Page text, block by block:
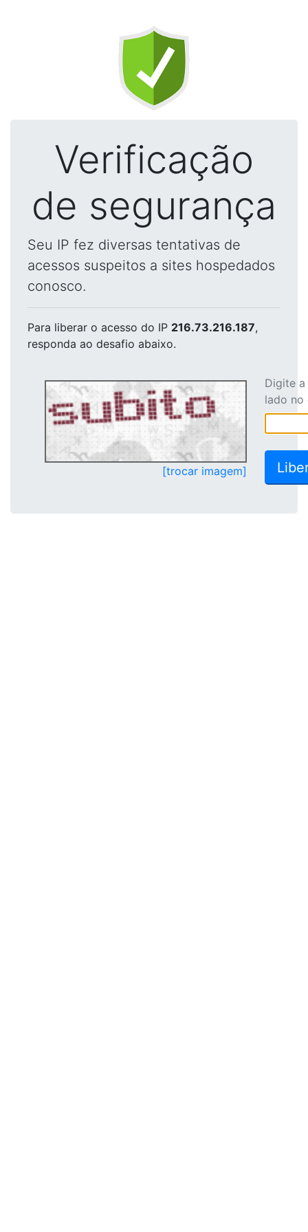
Verificação
de segurança
Seu IP fez diversas tentativas de
acessos suspeitos a sites hospedados
conosco.
Para liberar o acesso do IP 216.73.216.187,
responda ao desafio abaixo.
[trocar imagem]
Digite
lado no